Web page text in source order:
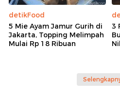
detikFood
5 Mie Ayam Jamur Gurih di
Jakarta, Topping Melimpah
Mulai Rp 18 Ribuan
3